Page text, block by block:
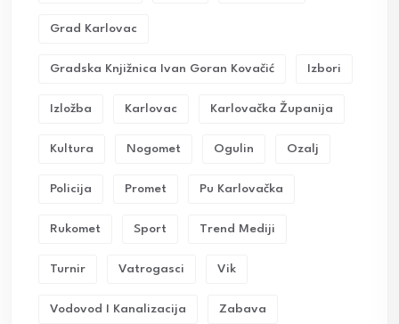
Grad Karlovac
Gradska Knjižnica Ivan Goran Kovačić Izbori
Izložba Karlovac Karlovačka Županija
Kultura Nogomet Ogulin Ozalj
Policija Promet Pu Karlovačka
Rukomet Sport Trend Mediji
Turnir Vatrogasci Vik
Vodovod I Kanalizacija Zabava